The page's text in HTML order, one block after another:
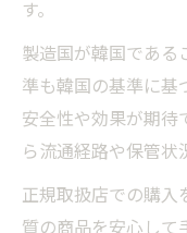
す。
製造国が韓国であ
準も韓国の基準に基
安全性や効果が期
ら流通経路や保管状
正規取扱店での購入